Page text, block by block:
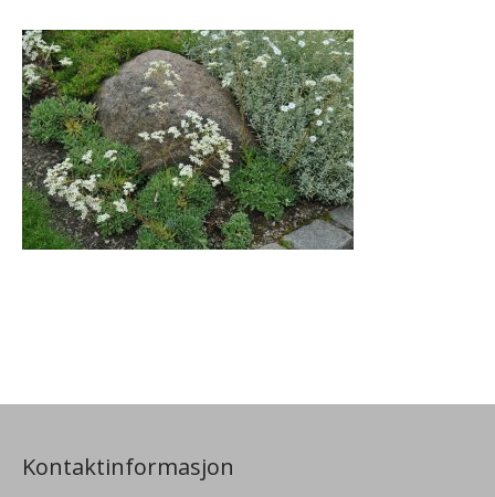
Kontaktinformasjon